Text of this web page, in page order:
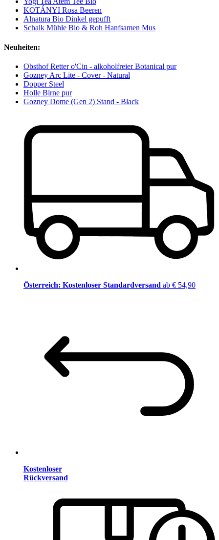
KOTÁNYI Rosa Beeren
Alnatura Bio Dinkel gepufft
Schalk Mühle Bio & Roh Hanfsamen Mus
Neuheiten:
Obsthof Retter o'Cin - alkoholfreier Botanical pur
Gozney Arc Lite - Cover - Natural
Dopper Steel
Holle Birne pur
Gozney Dome (Gen 2) Stand - Black
Österreich: Kostenloser Standardversand ab € 54,90
Kostenloser
Rückversand